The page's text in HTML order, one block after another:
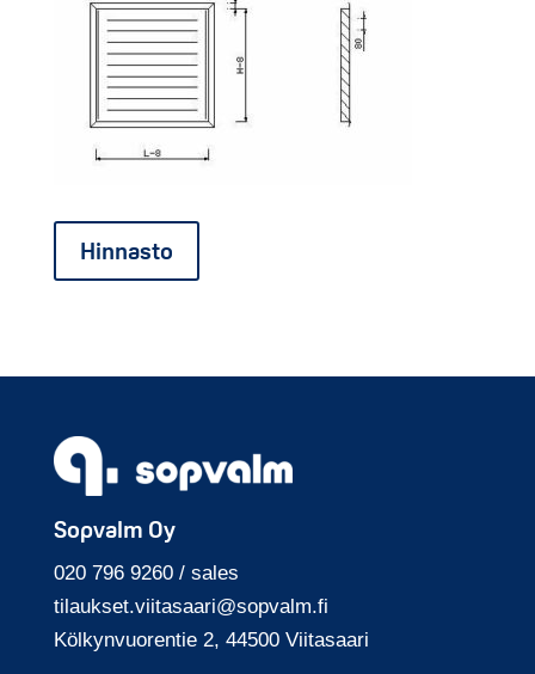
Hinnasto
Sopvalm Oy
020 796 9260 / sales
tilaukset.viitasaari@sopvalm.fi
Kölkyn­vuoren­tie 2, 44500 Viita­saari